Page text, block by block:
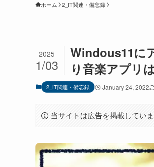
ホーム 2_IT関連・備忘録
Windous11に
り音楽アプリ
2025
1/03
2_IT関連・備忘録 January 24, 2022
当サイトは広告を掲載していま